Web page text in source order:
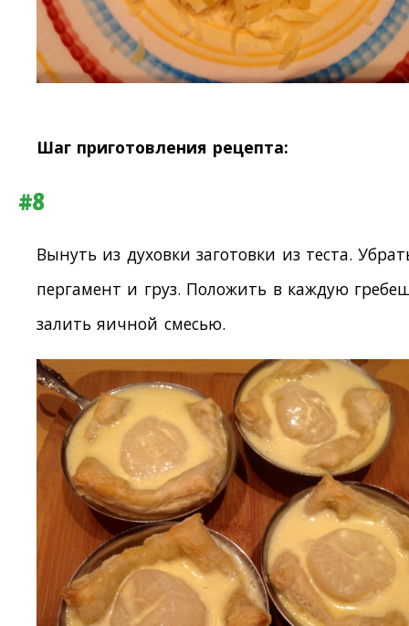
Шаг приготовления рецепта:
#8
Вынуть из духовки заготовки из теста.
пергамент и груз. Положить в каждую
залить яичной смесью.